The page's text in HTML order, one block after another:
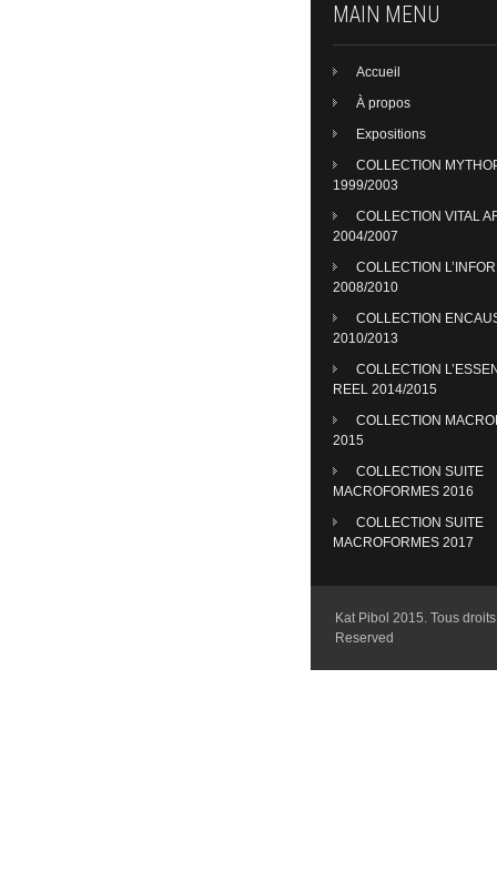
MAIN MENU
Accueil
À propos
Expositions
COLLECTION
1999/2003
COLLECTION VITAL
2004/2007
COLLECTION
2008/2010
COLLECTION
2010/2013
COLLECTION
REEL 2014/2015
COLLECTION
2015
COLLECTION SUITE
MACROFORMES 2016
COLLECTION SUITE
MACROFORMES 2017
Kat Pibol 2015. Tous
Reserved